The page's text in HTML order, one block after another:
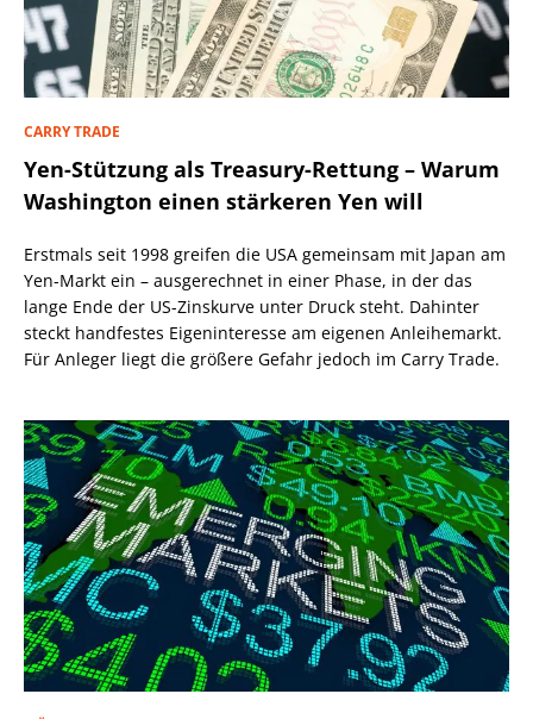
CARRY TRADE
Yen-Stützung als Treasury-Rettung – Warum
Washington einen stärkeren Yen will
Erstmals seit 1998 greifen die USA gemeinsam mit Japan am
Yen-Markt ein – ausgerechnet in einer Phase, in der das
lange Ende der US-Zinskurve unter Druck steht. Dahinter
steckt handfestes Eigeninteresse am eigenen Anleihemarkt.
Für Anleger liegt die größere Gefahr jedoch im Carry Trade.